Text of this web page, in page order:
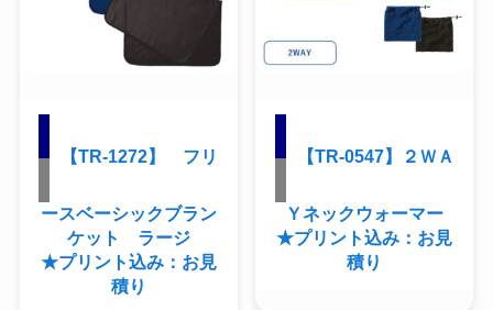
【TR-1272】 フリ
ースベーシックブラン
ケット ラージ
★プリント込み：お見
積り
【TR-0547】２ＷＡ
Ｙネックウォーマー
★プリント込み：お見
積り